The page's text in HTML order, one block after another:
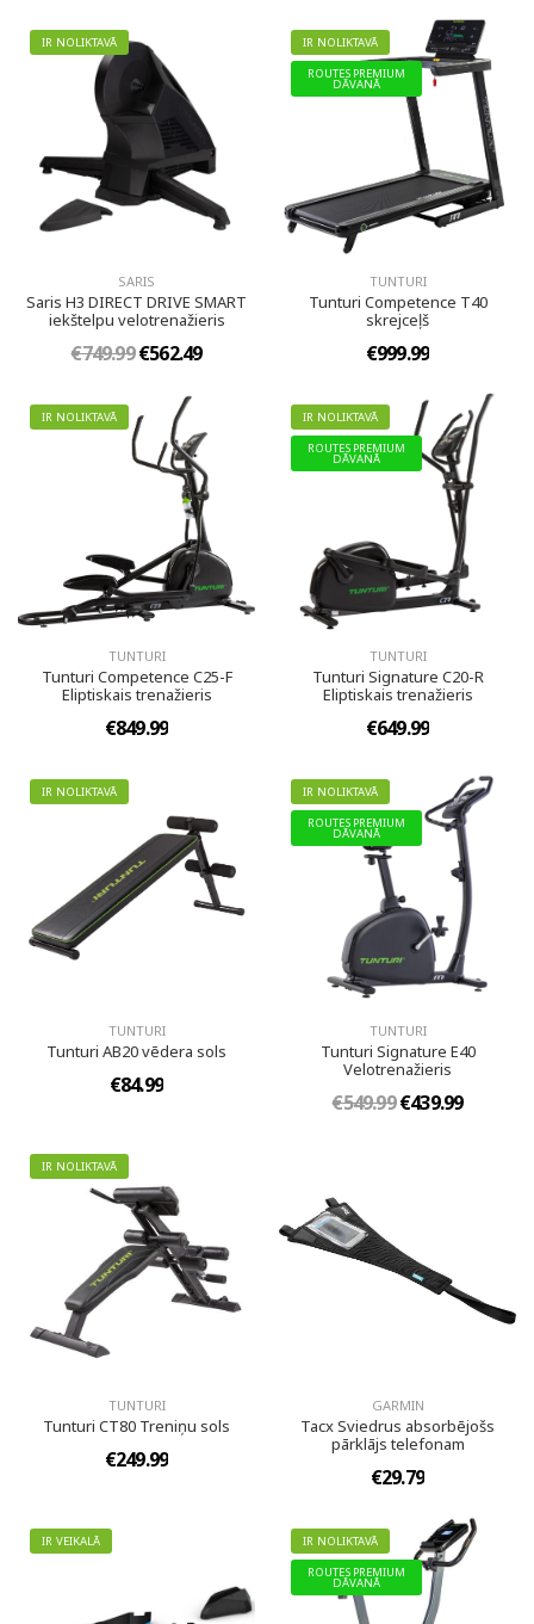
IR NOLIKTAVĀ
SARIS
Saris H3 DIRECT DRIVE SMART
iekštelpu velotrenažieris
€749.99€562.49
IR NOLIKTAVĀ
ROUTES PREMIUM
DĀVANĀ
TUNTURI
Tunturi Competence T40
skrejceļš
€999.99
IR NOLIKTAVĀ
TUNTURI
Tunturi Competence C25-F
Eliptiskais trenažieris
€849.99
IR NOLIKTAVĀ
ROUTES PREMIUM
DĀVANĀ
TUNTURI
Tunturi Signature C20-R
Eliptiskais trenažieris
€649.99
IR NOLIKTAVĀ
TUNTURI
Tunturi AB20 vēdera sols
€84.99
IR NOLIKTAVĀ
ROUTES PREMIUM
DĀVANĀ
TUNTURI
Tunturi Signature E40
Velotrenažieris
€549.99€439.99
IR NOLIKTAVĀ
TUNTURI
Tunturi CT80 Treniņu sols
€249.99
GARMIN
Tacx Sviedrus absorbējošs
pārklājs telefonam
€29.79
IR VEIKALĀ
IR NOLIKTAVĀ
ROUTES PREMIUM
DĀVANĀ